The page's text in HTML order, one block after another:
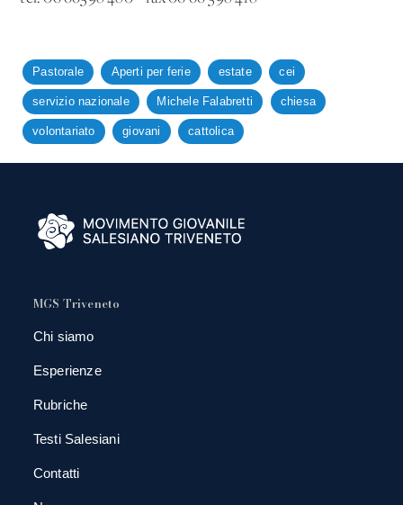
Pastorale Aperti per ferie estate cei
servizio nazionale Michele Falabretti chiesa
volontariato giovani cattolica
MGS Triveneto
Chi siamo
Esperienze
Rubriche
Testi Salesiani
Contatti